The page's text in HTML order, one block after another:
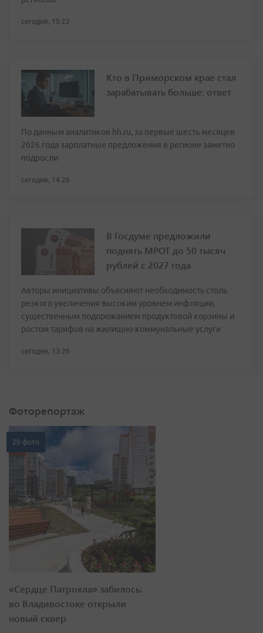
сегодня, 15:22
Кто в Приморском крае стал
зарабатывать больше: ответ
По данным аналитиков hh.ru, за первые шесть месяцев
2026 года зарплатные предложения в регионе заметно
подросли
сегодня, 14:26
В Госдуме предложили
поднять МРОТ до 50 тысяч
рублей с 2027 года
Авторы инициативы объясняют необходимость столь
резкого увеличения высоким уровнем инфляции,
существенным подорожанием продуктовой корзины и
ростом тарифов на жилищно-коммунальные услуги
сегодня, 13:26
Фоторепортаж
20 фото
«Сердце Патрокла» забилось:
во Владивостоке открыли
новый сквер